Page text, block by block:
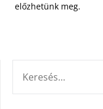
előzhetünk meg.